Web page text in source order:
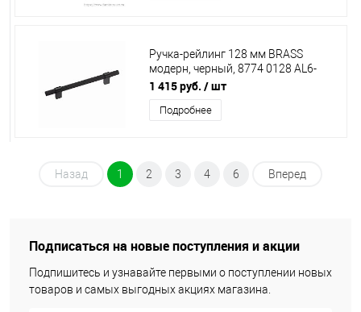
Ручка-рейлинг 128 мм BRASS
модерн, черный, 8774 0128 AL6-
AL6***
1 415 руб. / шт
Подробнее
Назад 1 2 3 4 6 Вперед
Подписаться на новые поступления и акции
Подпишитесь и узнавайте первыми о поступлении новых
товаров и самых выгодных акциях магазина.